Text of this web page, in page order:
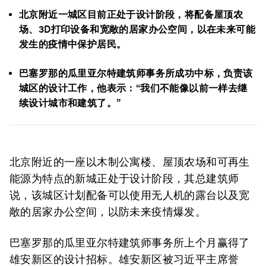
北京附近一城区目前正处于设计阶段，将配备屋顶农
场、3D打印设备和宽敞的居家办公空间，以在未来可能
发生的疫情中保护居民。
巴塞罗那的瓜里亚尔特建筑师事务所成功中标，负责该
城区的设计工作，他表示：“我们不能像以前一样去继
续设计城市和建筑了。”
北京附近的一座以木制公寓楼、屋顶农场和可再生
能源为特点的新城正处于设计阶段，其总建筑师
说，该城区计划配备可以使用无人机的露台以及宽
敞的居家办公空间，以防未来疫情爆发。
巴塞罗那的瓜里亚尔特建筑师事务所上个月赢得了
雄安新区的设计招标。雄安新区被习近平主席誉